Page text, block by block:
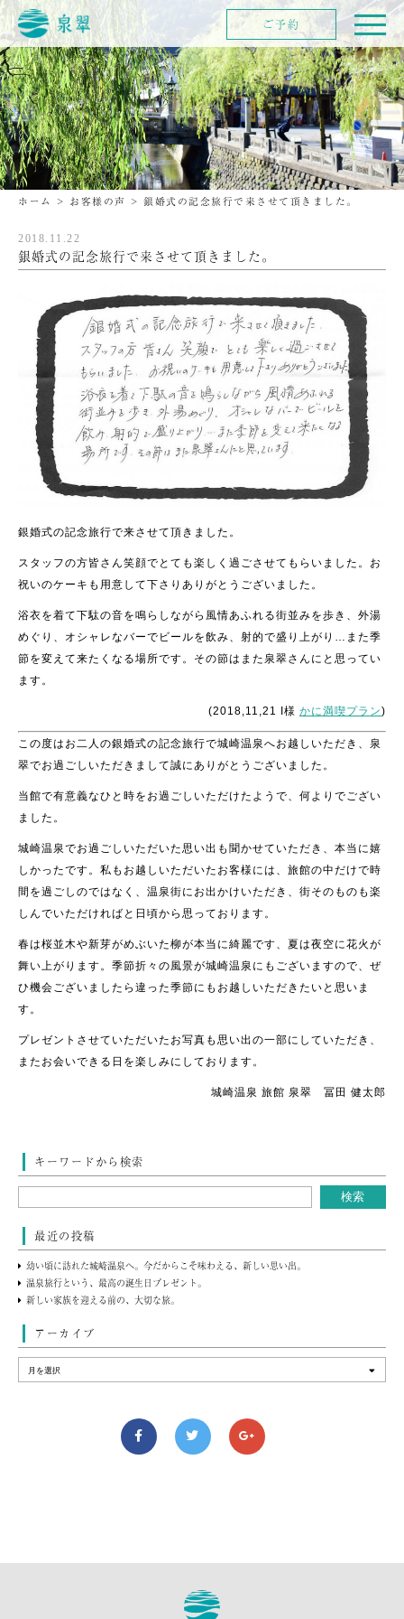
ホーム > お客様の声 > 銀婚式の記念旅行で来させて頂きました。
2018.11.22
銀婚式の記念旅行で来させて頂きました。
銀婚式の記念旅行で来させて頂きました。
スタッフの方皆さん笑顔でとても楽しく過ごさせてもらいました。お
祝いのケーキも用意して下さりありがとうございました。
浴衣を着て下駄の音を鳴らしながら風情あふれる街並みを歩き、外湯
めぐり、オシャレなバーでビールを飲み、射的で盛り上がり…また季
節を変えて来たくなる場所です。その節はまた泉翠さんにと思ってい
ます。
(2018,11,21 I様 かに満喫プラン)
この度はお二人の銀婚式の記念旅行で城崎温泉へお越しいただき、泉
翠でお過ごしいただきまして誠にありがとうございました。
当館で有意義なひと時をお過ごしいただけたようで、何よりでござい
ました。
城崎温泉でお過ごしいただいた思い出も聞かせていただき、本当に嬉
しかったです。私もお越しいただいたお客様には、旅館の中だけで時
間を過ごしのではなく、温泉街にお出かけいただき、街そのものも楽
しんでいただければと日頃から思っております。
春は桜並木や新芽がめぶいた柳が本当に綺麗です、夏は夜空に花火が
舞い上がります。季節折々の風景が城崎温泉にもございますので、ぜ
ひ機会ございましたら違った季節にもお越しいただきたいと思いま
す。
プレゼントさせていただいたお写真も思い出の一部にしていただき、
またお会いできる日を楽しみにしております。
城崎温泉 旅館 泉翠 冨田 健太郎
キーワードから検索
最近の投稿
幼い頃に訪れた城崎温泉へ。今だからこそ味わえる、新しい思い出。
温泉旅行という、最高の誕生日プレゼント。
新しい家族を迎える前の、大切な旅。
アーカイブ
ご予約